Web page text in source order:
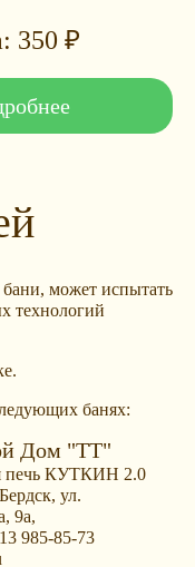
350 ₽
может испытать
технологий
банях:
Дом "ТТ"
печь КУТКИН 2.0
ул.
9а,
985-85-73